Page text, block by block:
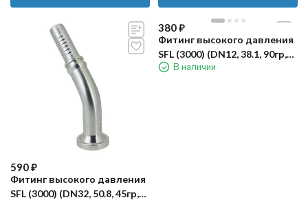
590₽
Фитинг высокого давления
SFL (3000) (DN32, 50.8, 45гр,
380₽
Фитинг высокого давления
SFL (3000) (DN12, 38.1, 90гр,
оцинк) Robin
В наличии